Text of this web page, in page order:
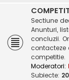
Sectiune
Anunturi,
concluzii.
contacteze
competitie.
Moderatori:
Subiecte: